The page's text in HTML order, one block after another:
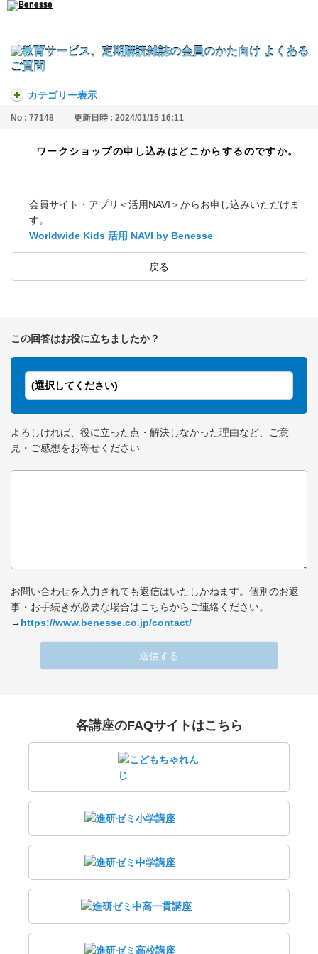
カテゴリー表示
No : 77148 更新日時 : 2024/01/15 16:11
ワークショップの申し込みはどこからするのですか。
会員サイト・アプリ＜活用NAVI＞からお申し込みいただけま
す。
Worldwide Kids 活用 NAVI by Benesse
戻る
この回答はお役に立ちましたか？
(選択してください)
よろしければ、役に立った点・解決しなかった理由など、ご意
見・ご感想をお寄せください
お問い合わせを入力されても返信はいたしかねます。個別のお返
事・お手続きが必要な場合はこちらからご連絡ください。
→ https://www.benesse.co.jp/contact/
送信する
各講座のFAQサイトはこちら